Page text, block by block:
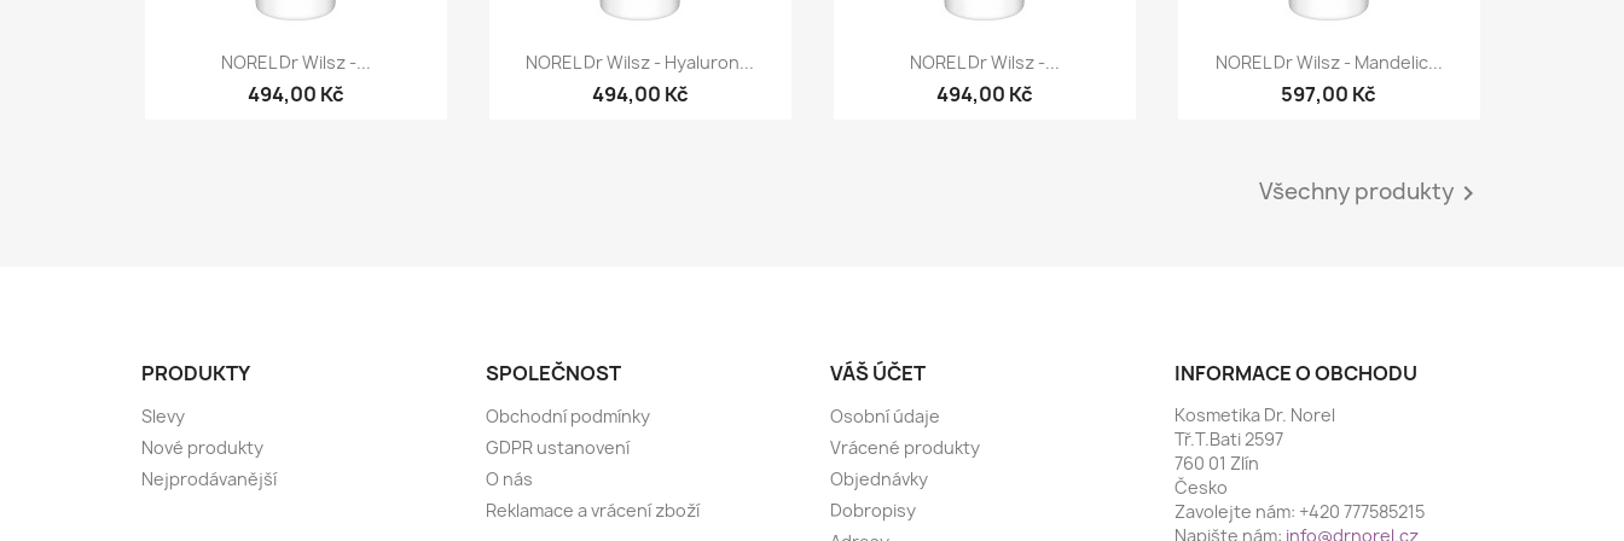
Rychlý náhled
NOREL Dr Wilsz -...
494,00 Kč
Rychlý náhled
NOREL Dr Wilsz - Hyaluron...
494,00 Kč
Rychlý náhled
NOREL Dr Wilsz -...
494,00 Kč
Rychlý náhled
NOREL Dr Wilsz - Mandelic...
597,00 Kč
Všechny produkty 
PRODUKTY
Slevy
Nové produkty
Nejprodávanější
SPOLEČNOST
Obchodní podmínky
GDPR ustanovení
O nás
Reklamace a vrácení zboží
VÁŠ ÚČET
Osobní údaje
Vrácené produkty
Objednávky
Dobropisy
INFORMACE O OBCHODU
Kosmetika Dr. Norel
Tř.T.Bati 2597
760 01 Zlín
Česko
Zavolejte nám: +420 777585215
Napište nám: info@drnorel.cz